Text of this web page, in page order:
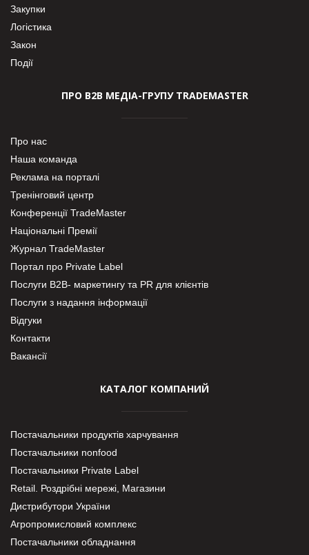
Закупки
Логістика
Закон
Події
ПРО В2В МЕДІА-ГРУПУ TRADEMASTER
Про нас
Наша команда
Реклама на порталі
Тренінговий центр
Конференції TradeMaster
Національні Премії
Журнал TradeMaster
Портал про Private Label
Послуги В2В- маркетингу та PR для клієнтів
Послуги з надання інформації
Відгуки
Контакти
Вакансії
КАТАЛОГ КОМПАНИЙ
Постачальники продуктів харчування
Постачальники nonfood
Постачальники Private Label
Retail. Роздрібні мережі, Магазини
Дистрибутори України
Агропромисловий комплекс
Постачальники обладнання